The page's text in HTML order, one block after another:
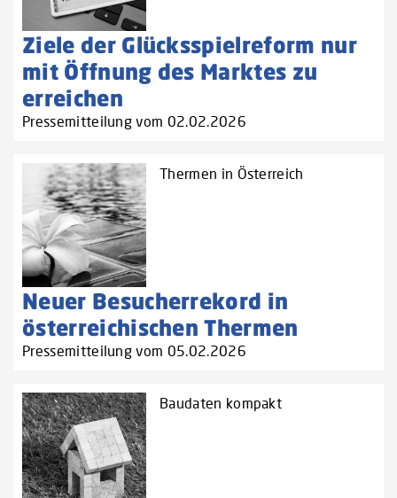
Ziele der Glücksspielreform nur
mit Öffnung des Marktes zu
erreichen
Pressemitteilung vom 02.02.2026
Thermen in Österreich
Neuer Besucherrekord in
österreichischen Thermen
Pressemitteilung vom 05.02.2026
Baudaten kompakt